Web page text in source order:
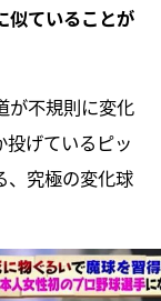
似ていることが
が不規則に変化
げているピッ
、究極の変化球